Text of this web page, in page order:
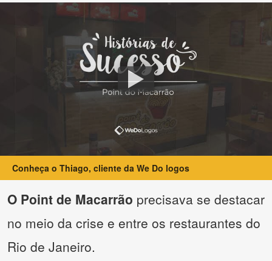
Conheça o Thiago, cliente da We Do logos
O Point de Macarrão precisava se destacar
no meio da crise e entre os restaurantes do
Rio de Janeiro.